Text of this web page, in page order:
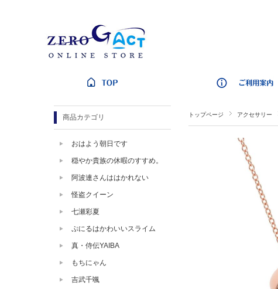
トップページ アクセサリー
商品カテゴリ
おはよう朝日です
穏やか貴族の休暇のすすめ。
阿波連さんははかれない
怪盗クイーン
七瀬彩夏
ぷにるはかわいいスライム
真・侍伝YAIBA
もちにゃん
吉武千颯